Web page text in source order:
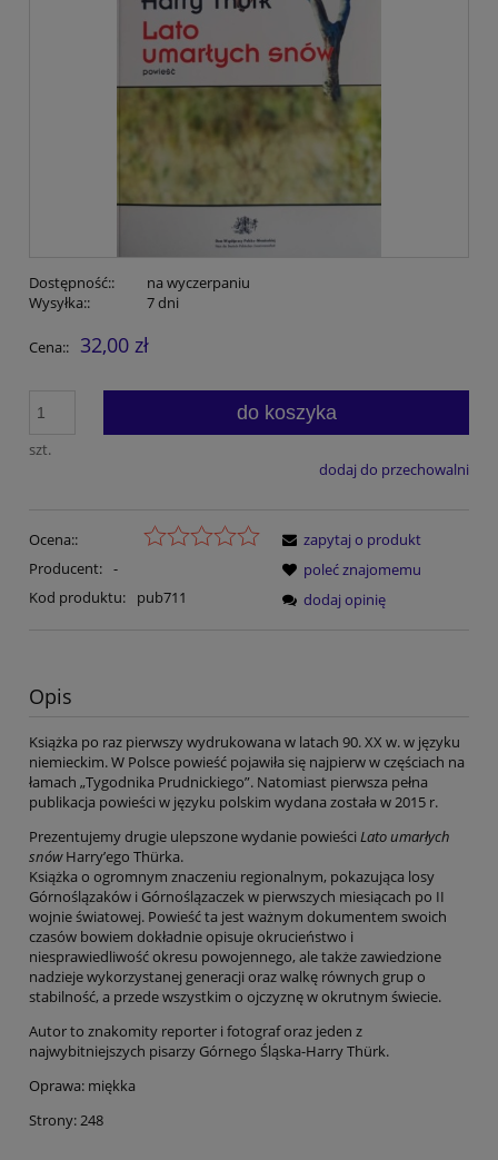
Dostępność::
na wyczerpaniu
Wysyłka::
7 dni
Cena:: 32,00 zł
szt.
do koszyka
dodaj do przechowalni
Ocena::
Producent: -
Kod produktu:
pub711
zapytaj o produkt
poleć znajomemu
dodaj opinię
Opis
Książka po raz pierwszy wydrukowana w latach 90. XX w. w języku
niemieckim. W Polsce powieść pojawiła się najpierw w częściach na
łamach „Tygodnika Prudnickiego”. Natomiast pierwsza pełna
publikacja powieści w języku polskim wydana została w 2015 r.
Prezentujemy drugie ulepszone wydanie powieści Lato umarłych
snówHarry’ego Thürka.
Książka o ogromnym znaczeniu regionalnym, pokazująca losy
Górnoślązaków i Górnoślązaczek w pierwszych miesiącach po II
wojnie światowej. Powieść ta jest ważnym dokumentem swoich
czasów bowiem dokładnie opisuje okrucieństwo i
niesprawiedliwość okresu powojennego, ale także zawiedzione
nadzieje wykorzystanej generacji oraz walkę równych grup o
stabilność, a przede wszystkim o ojczyznę w okrutnym świecie.
Autor to znakomity reporter i fotograf oraz jeden z
najwybitniejszych pisarzy Górnego Śląska-Harry Thürk.
Oprawa: miękka
Strony: 248